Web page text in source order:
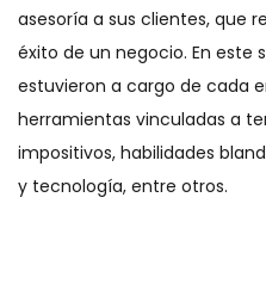
asesoría a sus clientes, que
éxito de un negocio. En este
estuvieron a cargo de cada
herramientas vinculadas a
impositivos, habilidades
y tecnología, entre otros.